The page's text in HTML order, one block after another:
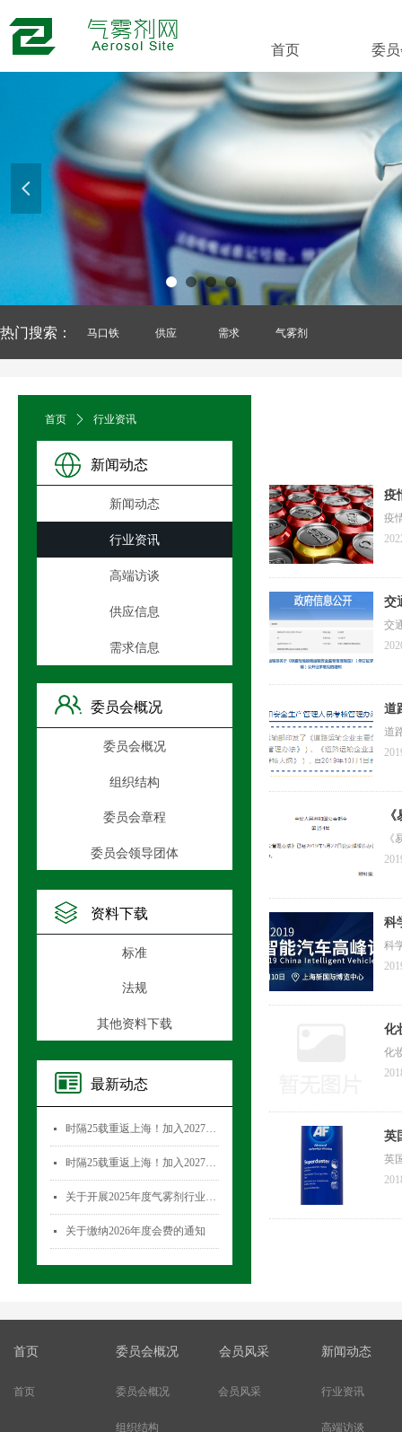
넳
首页 委
热门搜索： 马口铁 供应 需求 气雾剂
最新动态
넷 时隔25载重返上海！加入2027国际气雾剂与金属容器展览会，直面30,000+全球买家！
넷 时隔25载重返上海！加入2027国际气雾剂与金属容器展览会，直面30,000+全球买家！
넷 关于开展2025年度气雾剂行业数据统计工作的通知
넷 关于缴纳2026年度会费的通知
标准
法规
其他资料下载
资料下载
委员会概况
组织结构
委员会章程
委员会领导团体
委员会概况
首页 ꄲ 行业资讯
新闻动态
新闻动态
行业资讯
高端访谈
供应信息
需求信息
疫
疫
交
交
道
道
科
科
化
化
英
英
委员会概况
组织结构
行业资讯
高端访谈
会员风采
首页
首页 委员会概况 会员风采 新闻动态